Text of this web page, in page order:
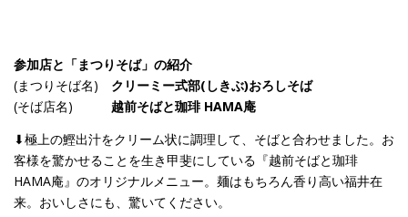
参加店と「まつりそば」の紹介
(まつりそば名) クリーミー式部(しきぶ)おろしそば
(そば店名) 越前そばと珈琲 HAMA庵
⬇︎極上の鰹出汁をクリーム状に調理して、そばと合わせました。お
客様を驚かせることを生き甲斐にしている『越前そばと珈琲
HAMA庵』のオリジナルメニュー。麺はもちろん香り高い福井在
来。おいしさにも、驚いてください。